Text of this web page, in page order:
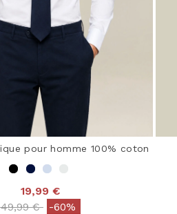
pour homme 100% coton
19,99 €
Price reduced from
49,99 €to-60%